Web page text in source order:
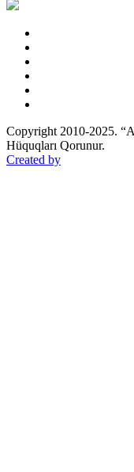
Copyright 2010-2025.
Hüquqları Qorunur.
Created by